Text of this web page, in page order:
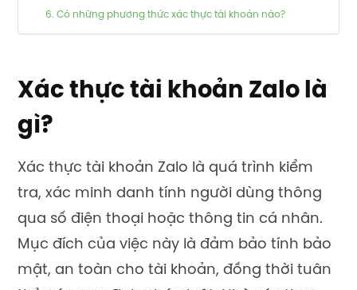
6. Có những phương thức xác thực tài khoản nào?
Xác thực tài khoản Zalo là
gì?
Xác thực tài khoản Zalo là quá trình kiểm
tra, xác minh danh tính người dùng thông
qua số điện thoại hoặc thông tin cá nhân.
Mục đích của việc này là đảm bảo tính bảo
mật, an toàn cho tài khoản, đồng thời tuân